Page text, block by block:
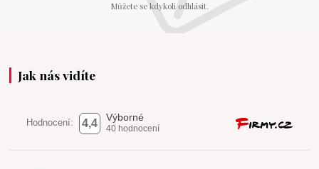
Můžete se kdykoli odhlásit.
Jak nás vidíte